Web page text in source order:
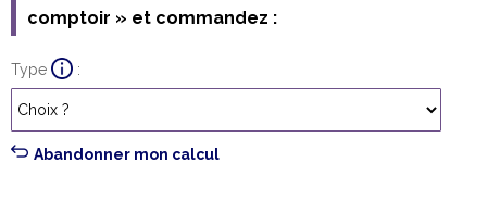
comptoir » et commandez :
Type
Abandonner mon calcul